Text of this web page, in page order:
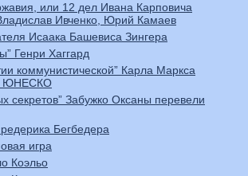
или 12 дел Ивана Карповича
Ивченко, Юрий Камаев
Исаака Башевиса Зингера
Генри Хаггард
коммунистической” Карла Маркса
ЮНЕСКО
секретов” Забужко Оксаны перевели
Бегбедера
игра
Коэльо